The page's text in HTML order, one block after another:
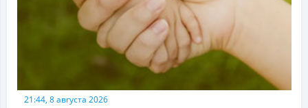
21:44, 8 августа 2026